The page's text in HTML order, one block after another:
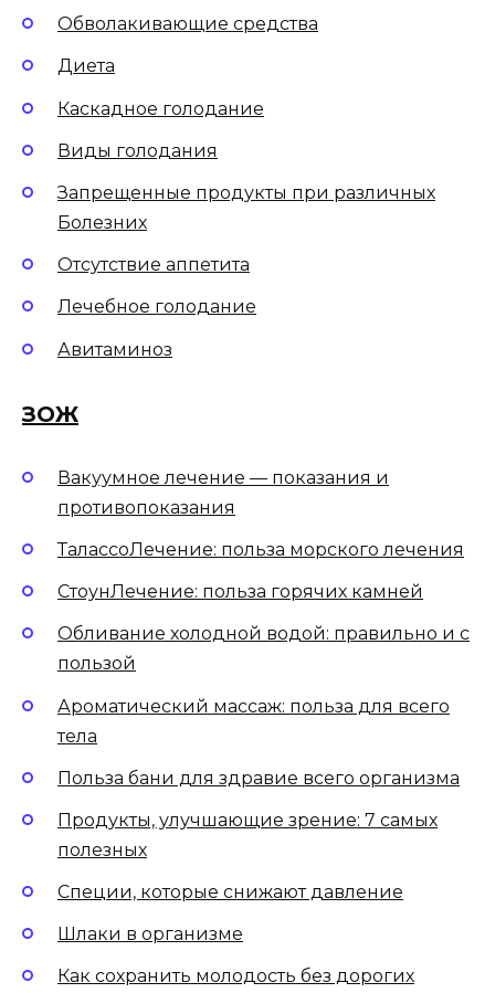
Обволакивающие средства
Диета
Каскадное голодание
Виды голодания
Запрещенные продукты при различных
Болезних
Отсутствие аппетита
Лечебное голодание
Авитаминоз
ЗОЖ
Вакуумное лечение — показания и
противопоказания
ТалассоЛечение: польза морского лечения
СтоунЛечение: польза горячих камней
Обливание холодной водой: правильно и с
пользой
Ароматический массаж: польза для всего
тела
Польза бани для здравие всего организма
Продукты, улучшающие зрение: 7 самых
полезных
Специи, которые снижают давление
Шлаки в организме
Как сохранить молодость без дорогих